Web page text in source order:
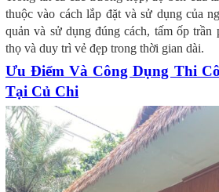
thuộc vào cách lắp đặt và sử dụng của
quản và sử dụng đúng cách, tấm ốp trần
thọ và duy trì vẻ đẹp trong thời gian dài.
Ưu Điểm Và Công Dụng Thi
Tại Củ Chi